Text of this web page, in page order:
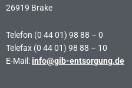
26919 Brake
Telefon (0 44 01) 98 88 – 0
Telefax (0 44 01) 98 88 – 10
E-Mail: info@gib-entsorgung.de